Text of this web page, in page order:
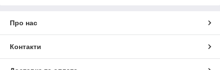
Про нас
Контакти